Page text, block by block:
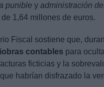
punible y administración
1,64 millones de euros.
Fiscal sostiene que,
contables para
ficticias y la
habrían disfrazado la